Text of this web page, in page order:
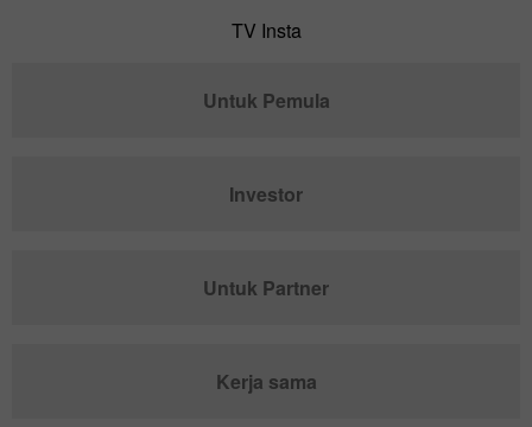
TV Insta
Untuk Pemula
Investor
Untuk Partner
Kerja sama